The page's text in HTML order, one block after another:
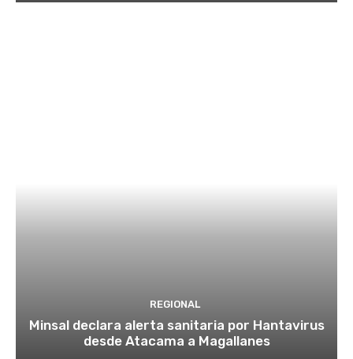
REGIONAL
Minsal declara alerta sanitaria por Hantavirus
desde Atacama a Magallanes